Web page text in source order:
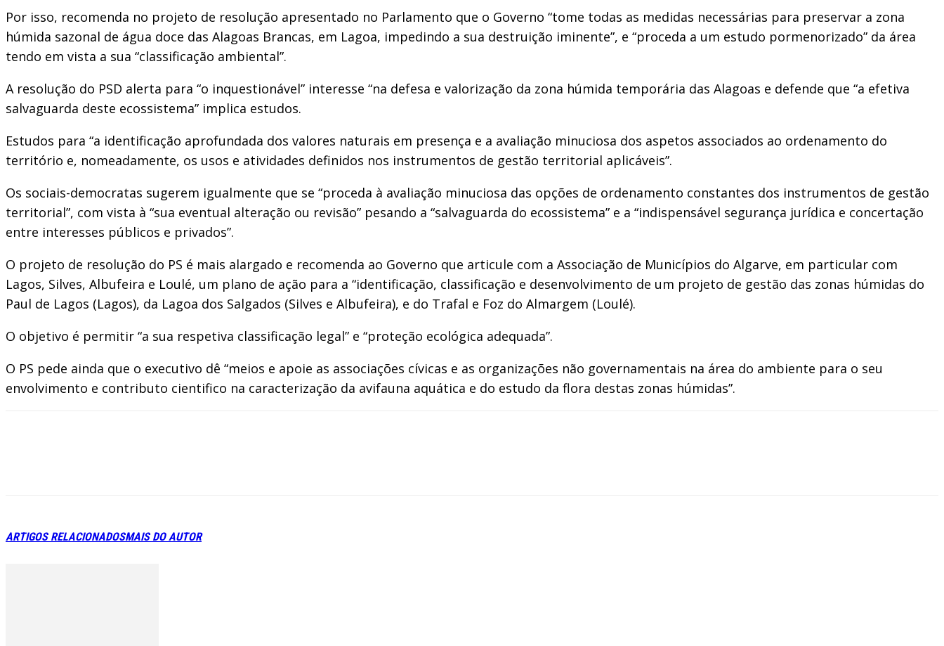
Por isso, recomenda no projeto de resolução apresentado no Parlamento que o Governo “tome todas as medidas necessárias para preservar a zona
húmida sazonal de água doce das Alagoas Brancas, em Lagoa, impedindo a sua destruição iminente”, e “proceda a um estudo pormenorizado” da área
tendo em vista a sua “classificação ambiental”.
A resolução do PSD alerta para “o inquestionável” interesse “na defesa e valorização da zona húmida temporária das Alagoas e defende que “a efetiva
salvaguarda deste ecossistema” implica estudos.
Estudos para “a identificação aprofundada dos valores naturais em presença e a avaliação minuciosa dos aspetos associados ao ordenamento do
território e, nomeadamente, os usos e atividades definidos nos instrumentos de gestão territorial aplicáveis”.
Os sociais-democratas sugerem igualmente que se “proceda à avaliação minuciosa das opções de ordenamento constantes dos instrumentos de gestão
territorial”, com vista à “sua eventual alteração ou revisão” pesando a “salvaguarda do ecossistema” e a “indispensável segurança jurídica e concertação
entre interesses públicos e privados”.
O projeto de resolução do PS é mais alargado e recomenda ao Governo que articule com a Associação de Municípios do Algarve, em particular com
Lagos, Silves, Albufeira e Loulé, um plano de ação para a “identificação, classificação e desenvolvimento de um projeto de gestão das zonas húmidas do
Paul de Lagos (Lagos), da Lagoa dos Salgados (Silves e Albufeira), e do Trafal e Foz do Almargem (Loulé).
O objetivo é permitir “a sua respetiva classificação legal” e “proteção ecológica adequada”.
O PS pede ainda que o executivo dê “meios e apoie as associações cívicas e as organizações não governamentais na área do ambiente para o seu
envolvimento e contributo cientifico na caracterização da avifauna aquática e do estudo da flora destas zonas húmidas”.
ARTIGOS RELACIONADOSMAIS DO AUTOR